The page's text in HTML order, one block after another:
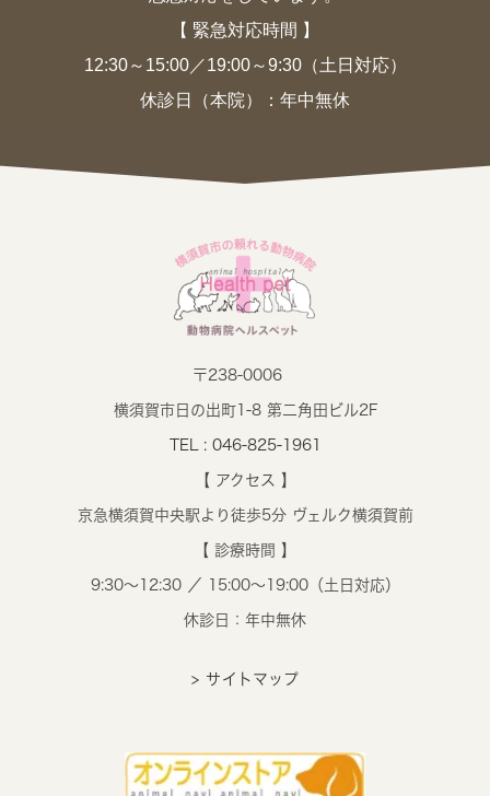
【 緊急対応時間 】
12:30～15:00／19:00～9:30（土日対応）
休診日（本院）：年中無休
〒238-0006
横須賀市日の出町1-8 第二角田ビル2F
TEL : 046-825-1961
【 アクセス 】
京急横須賀中央駅より徒歩5分 ヴェルク横須賀前
【 診療時間 】
9:30～12:30 ／ 15:00～19:00（土日対応）
休診日：年中無休
> サイトマップ